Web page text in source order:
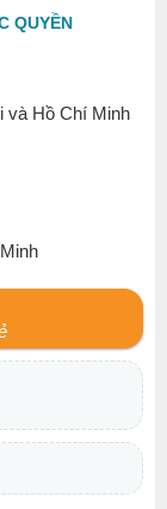
QUYỀN
và Hồ Chí Minh